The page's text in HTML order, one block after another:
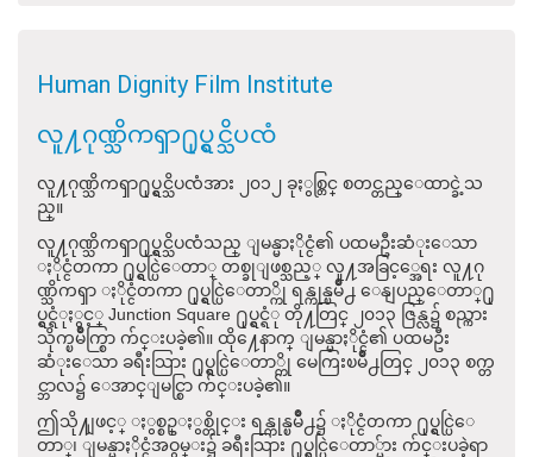
Human Dignity Film Institute
လူ႔ဂုဏ္သိကၡာ႐ုပ္ရွင္သိပၸံ
လူ႔ဂုဏ္သိကၡာ႐ုပ္ရွင္သိပၸံအား ၂၀၁၂ ခုႏွစ္တြင္ စတင္တည္ေထာင္ခဲ့သ
ည္။
လူ႔ဂုဏ္သိကၡာ႐ုပ္ရွင္သိပၸံသည္ ျမန္မာႏိုင္ငံ၏ ပထမဦးဆံုးေသာ
ႏိုင္ငံတကာ ႐ုပ္ရွင္ပြဲေတာ္ တစ္ခုျဖစ္သည့္ လူ႔အခြင့္အေရး လူ႔ဂု
ဏ္သိကၡာ ႏိုင္ငံတကာ ႐ုပ္ရွင္ပြဲေတာ္ကို ရန္ကုန္ၿမိဳ႕ ေနျပည္ေတာ္႐ု
ပ္ရွင္ရံုႏွင့္ Junction Square ႐ုပ္ရွင္ရံု တို႔တြင္ ၂၀၁၃ ဇြန္လ၌ စည္ကား
သိုက္ၿမိဳက္စြာ က်င္းပခဲ့၏။ ထို႔ေနာက္ ျမန္မာႏိုင္ငံ၏ ပထမဦး
ဆံုးေသာ ခရီးသြား ႐ုပ္ရွင္ပြဲေတာ္ကို မေကြးၿမိဳ႕တြင္ ၂၀၁၃ စက္တ
င္ဘာလ၌ ေအာင္ျမင္စြာ က်င္းပခဲ့၏။
ဤသို႔ျဖင့္ ႏွစ္စဥ္ႏွစ္တိုင္း ရန္ကုန္ၿမိဳ႕၌ ႏိုင္ငံတကာ ႐ုပ္ရွင္ပြဲေ
တာ္၊ ျမန္မာႏိုင္ငံအဝွမ္း၌ ခရီးသြား ႐ုပ္ရွင္ပြဲေတာ္မ်ား က်င္းပခဲ့ရာ